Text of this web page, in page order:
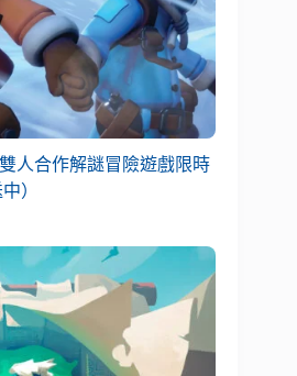
雙人合作解謎冒險遊戲限時
）